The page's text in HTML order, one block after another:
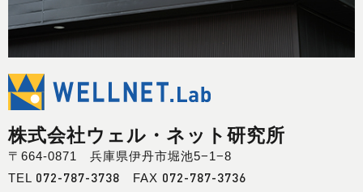
株式会社ウェル・ネット研究所
〒664-0871 兵庫県伊丹市堀池5−1−8
TEL 072-787-3738 FAX 072-787-3736